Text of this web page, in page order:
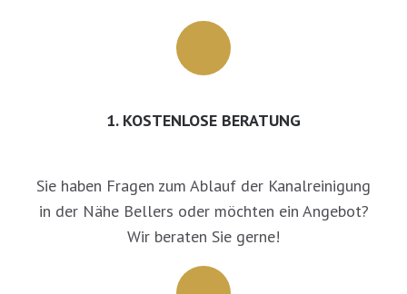
1. KOSTENLOSE BERATUNG
Sie haben Fragen zum Ablauf der Kanalreinigung
in der Nähe Bellers oder möchten ein Angebot?
Wir beraten Sie gerne!